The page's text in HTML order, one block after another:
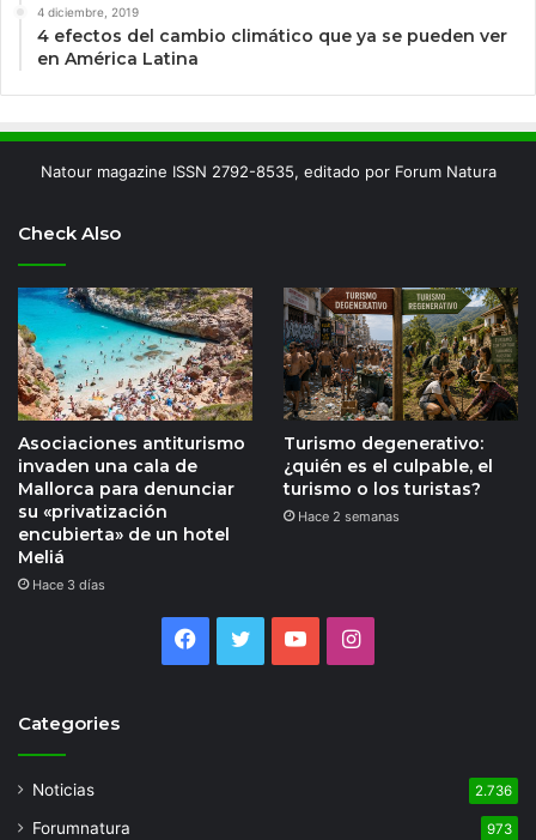
4 diciembre, 2019
4 efectos del cambio climático que ya se pueden ver
en América Latina
Natour magazine ISSN 2792-8535, editado por Forum Natura
Check Also
Asociaciones antiturismo
invaden una cala de
Mallorca para denunciar
su «privatización
encubierta» de un hotel
Meliá
Hace 3 días
Turismo degenerativo:
¿quién es el culpable, el
turismo o los turistas?
Hace 2 semanas
Facebook
TwitterYouTubeInstagram
Categories
Noticias 2.736
Forumnatura 973